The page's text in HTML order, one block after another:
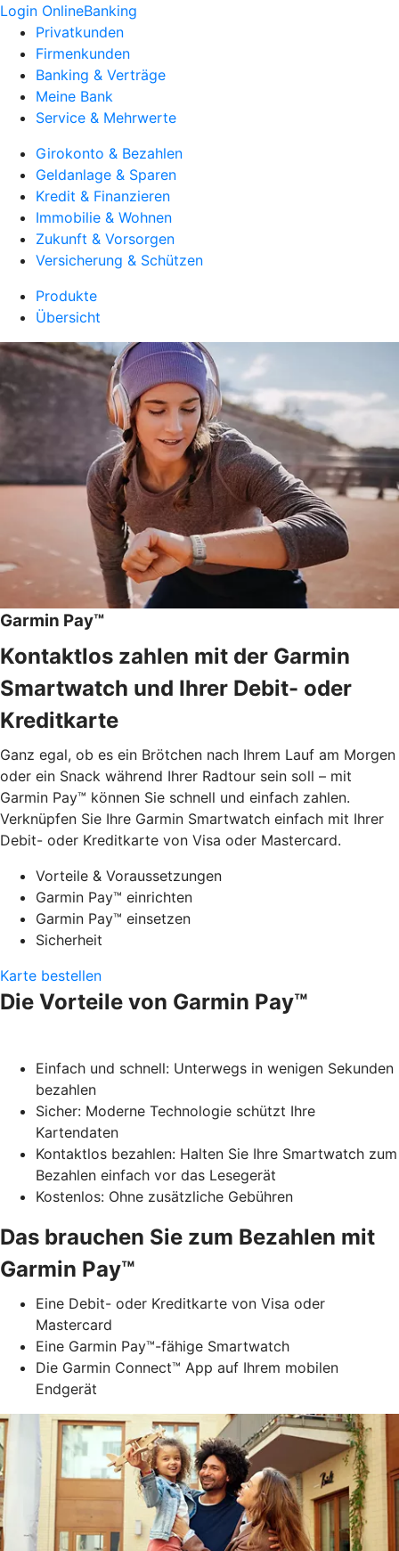
Login OnlineBanking
Privatkunden
Firmenkunden
Banking & Verträge
Meine Bank
Service & Mehrwerte
Girokonto & Bezahlen
Geldanlage & Sparen
Kredit & Finanzieren
Immobilie & Wohnen
Zukunft & Vorsorgen
Versicherung & Schützen
Produkte
Übersicht
Garmin Pay™
Kontaktlos zahlen mit der Garmin
Smartwatch und Ihrer Debit- oder
Kreditkarte
Ganz egal, ob es ein Brötchen nach Ihrem Lauf am Morgen
oder ein Snack während Ihrer Radtour sein soll – mit
Garmin Pay™ können Sie schnell und einfach zahlen.
Verknüpfen Sie Ihre Garmin Smartwatch einfach mit Ihrer
Debit- oder Kreditkarte von Visa oder Mastercard.
Vorteile & Voraussetzungen
Garmin Pay™ einrichten
Garmin Pay™ einsetzen
Sicherheit
Karte bestellen
Die Vorteile von Garmin Pay™
Einfach und schnell: Unterwegs in wenigen Sekunden
bezahlen
Sicher: Moderne Technologie schützt Ihre
Kartendaten
Kontaktlos bezahlen: Halten Sie Ihre Smartwatch zum
Bezahlen einfach vor das Lesegerät
Kostenlos: Ohne zusätzliche Gebühren
Das brauchen Sie zum Bezahlen mit
Garmin Pay™
Eine Debit- oder Kreditkarte von Visa oder
Mastercard
Eine Garmin Pay™-fähige Smartwatch
Die Garmin Connect™ App auf Ihrem mobilen
Endgerät